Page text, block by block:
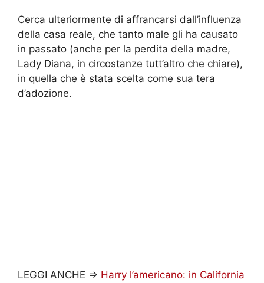
Cerca ulteriormente di affrancarsi dall’influenza
della casa reale, che tanto male gli ha causato
in passato (anche per la perdita della madre,
Lady Diana, in circostanze tutt’altro che chiare),
in quella che è stata scelta come sua tera
d’adozione.
LEGGI ANCHE => Harry l’americano: in California